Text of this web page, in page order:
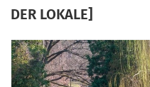
DER LOKALE]